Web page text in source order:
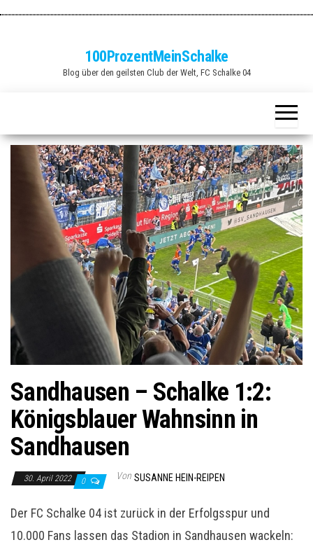
100ProzentMeinSchalke
Blog über den geilsten Club der Welt, FC Schalke 04
Sandhausen – Schalke 1:2:
Königsblauer Wahnsinn in
Sandhausen
30. April 2022 0 Von SUSANNE HEIN-REIPEN
Der FC Schalke 04 ist zurück in der Erfolgsspur und
10.000 Fans lassen das Stadion in Sandhausen wackeln: